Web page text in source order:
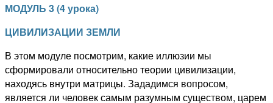
МОДУЛЬ 3(4урока)
ЦИВИЛИЗАЦИИ ЗЕМЛИ
В этом модуле посмотрим, какие иллюзии мы
сформировали относительно теории цивилизации,
находясь внутри матрицы. Зададимся вопросом,
является ли человек самым разумным существом, царем